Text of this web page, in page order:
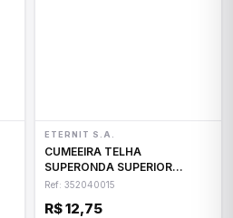
ETERNIT S.A.
CUMEEIRA TELHA
SUPERONDA SUPERIOR
ETERNIT
Ref: 352040015
R$ 12,75